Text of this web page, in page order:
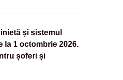
și sistemul
la 1 octombrie 2026.
șoferi și